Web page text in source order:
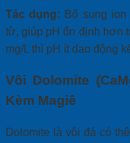
Tác dụng: Bổ sung
từ, giúp pH ổn định hơn
mg/L thì pH ít dao động
Vôi Dolomite
Kèm Magiê
Dolomite là vôi đá có